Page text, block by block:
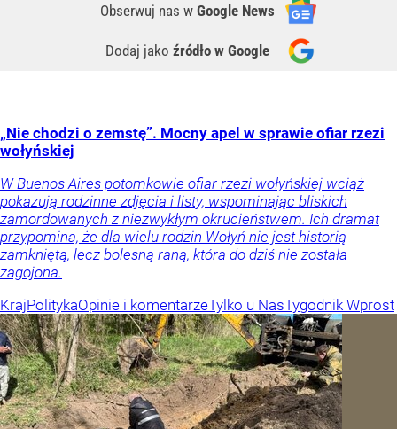
Obserwuj nas w Google News
Dodaj jako źródło w Google
„Nie chodzi o zemstę”. Mocny apel w sprawie ofiar rzezi
wołyńskiej
W Buenos Aires potomkowie ofiar rzezi wołyńskiej wciąż
pokazują rodzinne zdjęcia i listy, wspominając bliskich
zamordowanych z niezwykłym okrucieństwem. Ich dramat
przypomina, że dla wielu rodzin Wołyń nie jest historią
zamkniętą, lecz bolesną raną, która do dziś nie została
zagojona.
KrajPolitykaOpinie i komentarzeTylko u NasTygodnik Wprost